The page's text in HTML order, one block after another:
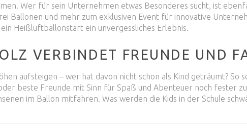
Wer für sein Unternehmen etwas Besonderes sucht, ist
Ballonen und mehr zum exklusiven Event für innovative
Heißluftballonstart ein unvergessliches Erlebnis.
VERBINDET FREUNDE UND
aufsteigen – wer hat davon nicht schon als Kind geträumt?
beste Freunde mit Sinn für Spaß und Abenteuer noch fester
im Ballon mitfahren. Was werden die Kids in der Schule